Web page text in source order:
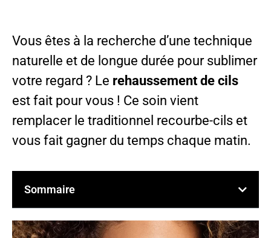
Vous êtes à la recherche d’une technique
naturelle et de longue durée pour sublimer
votre regard ? Le rehaussement de cils
est fait pour vous ! Ce soin vient
remplacer le traditionnel recourbe-cils et
vous fait gagner du temps chaque matin.
Sommaire